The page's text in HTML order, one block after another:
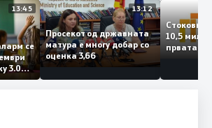
13:45
аларм се
3.000
13:12
Просекот од државната
матура е многу добар со
оценка 3,66
10,5